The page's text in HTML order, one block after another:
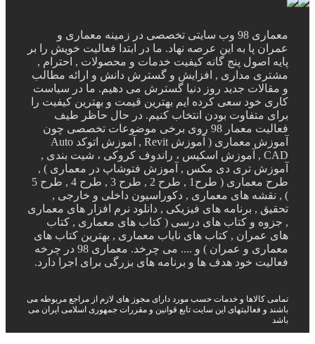
معماری 98 وب سایتی تخصصی در زمینه معماری و
عمران پا به این عرصه نهاد. ما در ابتدا فعالیت خویش را بر
پایه اصول پنج گانه کیفیت خدمات و محصولات , احترام ,
مشتری مداری , افزایش و گسترش دانش و ارائه مطالب
و مقالات جدید روز دنیا گسترش می دهیم. ما در سیاست
کاری خود سعی کرده ایم بهترین قیمت و بهترین کیفیت را
برای متفاوت بودن انتخاب کنیم. در حال حاظر طیف
فعالیت معمار 98 روی برخی موضوعات تخصصی چون
آموزش معماری ( آموزش Revit , آموزش اتوکد Auto
CAD , آموزش اسکیس ، راندوف کروکی ، شیت بندی ,
آموزش تری دی مکس , آموزش فتوشاپ در معماری ) ,
طرح معماری ( طرح1 , طرح 2 , طرح 3 , طرح 4 , طرح 5
) , نقشه های معماری , دکوراسیون داخلی و خارجی ,
تحقیق , برنامه های فیزیکی , دانلود نرم افزار های معماری
, جزوه و کتاب های درسی ( کتاب های معماری , کتاب
های عمران , کتاب های نایاب معماری , بهترین کتاب های
معماری و عمران ) و .... می چرخد. معماری 98 در چرخه
فعالیت خود هدف ها و برنامه های بزرگی برای اجرا دارد.
تمامی کالاها و خدمات حسب مورد دارای مجوز های لازم از مراجع مربوطه می
باشند و فعالیتهای این سایت تابع قوانین و مقررات جمهوری اسلامی ایران می
باشد